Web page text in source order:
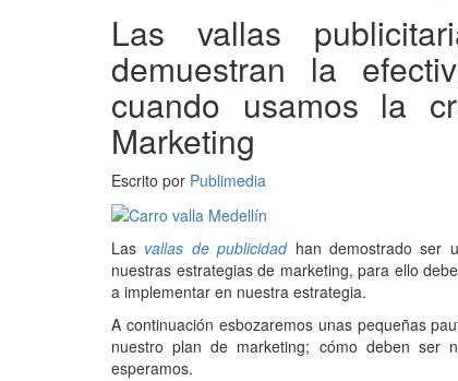
Las vallas
demuestran la
cuando usamos la
Marketing
Escrito por Publimedia
Las vallas de publicidadhan demostrado ser
nuestras estrategias de marketing, para ello
a implementar en nuestra estrategia.
A continuación esbozaremos unas pequeñas
nuestro plan de marketing; cómo deben ser
esperamos.